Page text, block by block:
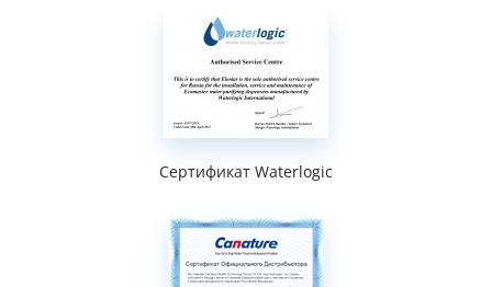
Сертификат Waterlogic